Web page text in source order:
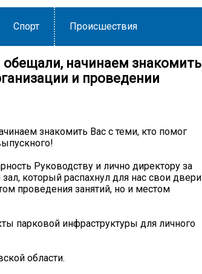
Спорт Происшествия
обещали, начинаем знакомить
и проведении
знакомить Вас с теми, кто помог
Руководству и лично директору за
который распахнул для нас свои двери
проведения занятий, но и местом
парковой инфраструктуры для личного
области.